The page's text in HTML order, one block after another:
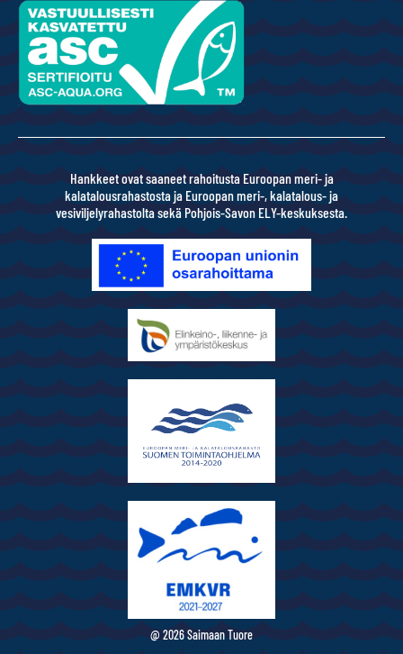
Hankkeet ovat saaneet rahoitusta Euroopan meri- ja
kalatalousrahastosta ja Euroopan meri-, kalatalous- ja
vesiviljelyrahastolta sekä Pohjois-Savon ELY-keskuksesta.
@ 2026 Saimaan Tuore